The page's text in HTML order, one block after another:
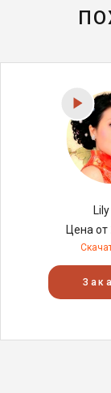
Цена от